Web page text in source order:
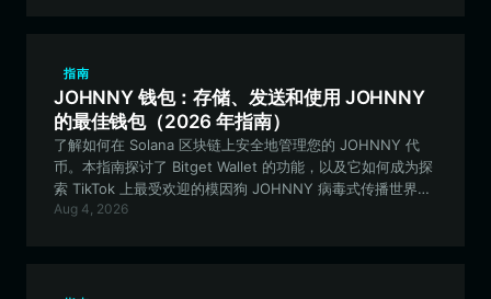
指南
JOHNNY 钱包：存储、发送和使用 JOHNNY
的最佳钱包（2026 年指南）
了解如何在 Solana 区块链上安全地管理您的 JOHNNY 代
币。本指南探讨了 Bitget Wallet 的功能，以及它如何成为探
索 TikTok 上最受欢迎的模因狗 JOHNNY 病毒式传播世界的
最佳工具。
Aug 4, 2026